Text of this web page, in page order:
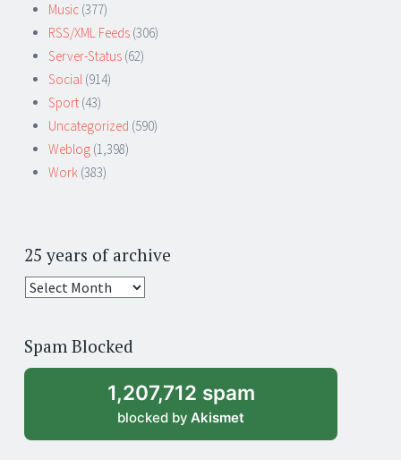
Music (377)
RSS/XML Feeds (306)
Server-Status (62)
Social (914)
Sport (43)
Uncategorized (590)
Weblog (1,398)
Work (383)
25 years of archive
25
archive
Spam Blocked
1,207,712 spam
blocked by Akismet